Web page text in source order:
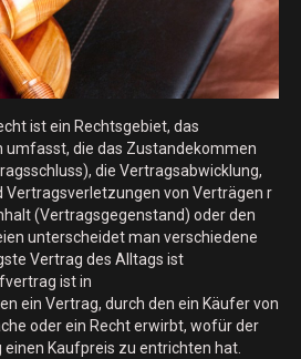
ist ein Rechtsgebiet, das
umfasst, die das Zustandekommen
die Vertragsabwicklung,
Vertragsverletzungen von Verträgen r
(Vertragsgegenstand) oder den
unterscheidet man verschiedene
Vertrag des Alltags ist
ist in
ein Vertrag, durch den ein Käufer von
oder ein Recht erwirbt, wofür der
einen Kaufpreis zu entrichten hat.